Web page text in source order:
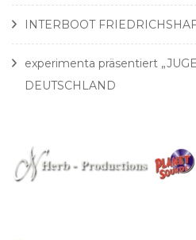
INTERBOOT
experimenta präsentiert
DEUTSCHLAND